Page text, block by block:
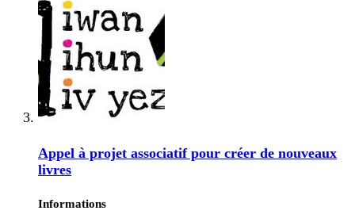
Appel à projet associatif pour créer de nouveaux
livres
Informations